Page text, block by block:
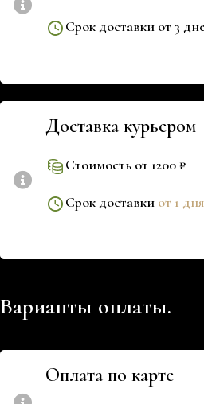
Срок доставки от 3
Доставка курьером
Стоимость от 1200 ₽
Срок доставки от 1 дня
Варианты оплаты.
Оплата по карте